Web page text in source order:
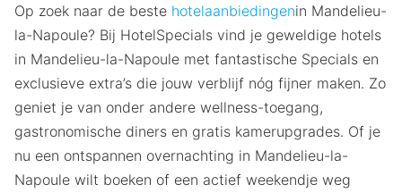
Op zoek naar de beste hotelaanbiedingenin Mandelieu-
la-Napoule? Bij HotelSpecials vind je geweldige hotels
in Mandelieu-la-Napoule met fantastische Specials en
exclusieve extra’s die jouw verblijf nóg fijner maken. Zo
geniet je van onder andere wellness-toegang,
gastronomische diners en gratis kamerupgrades. Of je
nu een ontspannen overnachting in Mandelieu-la-
Napoule wilt boeken of een actief weekendje weg